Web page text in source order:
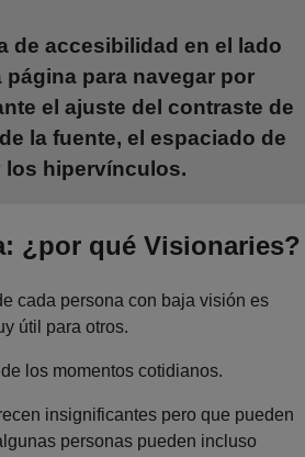
de accesibilidad en el lado
página para navegar por
el ajuste del contraste de
la fuente, el espaciado de
los hipervínculos.
¿por qué Visionaries?
cada persona con baja visión es
útil para otros.
los momentos cotidianos.
insignificantes pero que pueden
personas pueden incluso